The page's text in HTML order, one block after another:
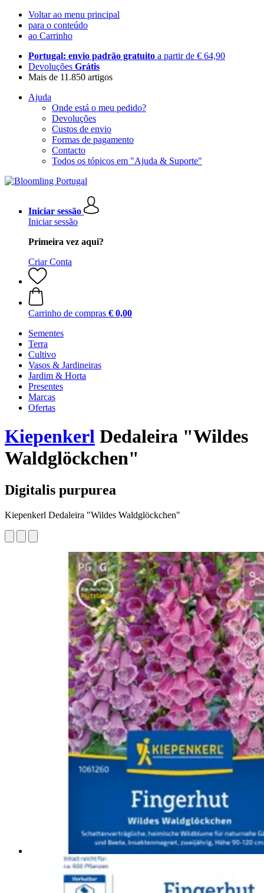
Voltar ao menu principal
para o conteúdo
ao Carrinho
Portugal: envio padrão gratuito a partir de € 64,90
Devoluções Grátis
Mais de 11.850 artigos
Ajuda
Onde está o meu pedido?
Devoluções
Custos de envio
Formas de pagamento
Contacto
Todos os tópicos em "Ajuda & Suporte"
Iniciar sessão
Iniciar sessão
Primeira vez aqui?
Criar Conta
Carrinho de compras € 0,00
Sementes
Terra
Cultivo
Vasos & Jardineiras
Jardim & Horta
Presentes
Marcas
Ofertas
Kiepenkerl Dedaleira "Wildes
Waldglöckchen"
Digitalis purpurea
Kiepenkerl Dedaleira "Wildes Waldglöckchen"